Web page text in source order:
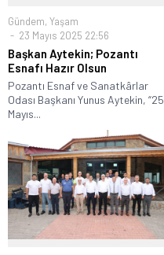
Gündem, Yaşam
23 Mayıs 2025 22:56
Başkan Aytekin; Pozantı
Esnafı Hazır Olsun
Pozantı Esnaf ve Sanatkârlar
Odası Başkanı Yunus Aytekin, “25
Mayıs...